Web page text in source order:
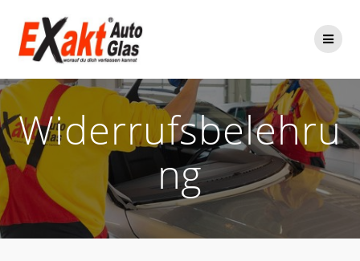
Widerrufsbelehru
ng